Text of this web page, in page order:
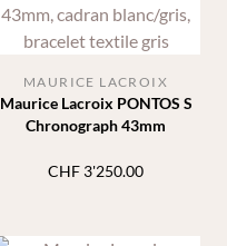
Maurice Lacroix PONTOS S
Chronograph 43mm
MAURICE LACROIX
CHF 3'250.00